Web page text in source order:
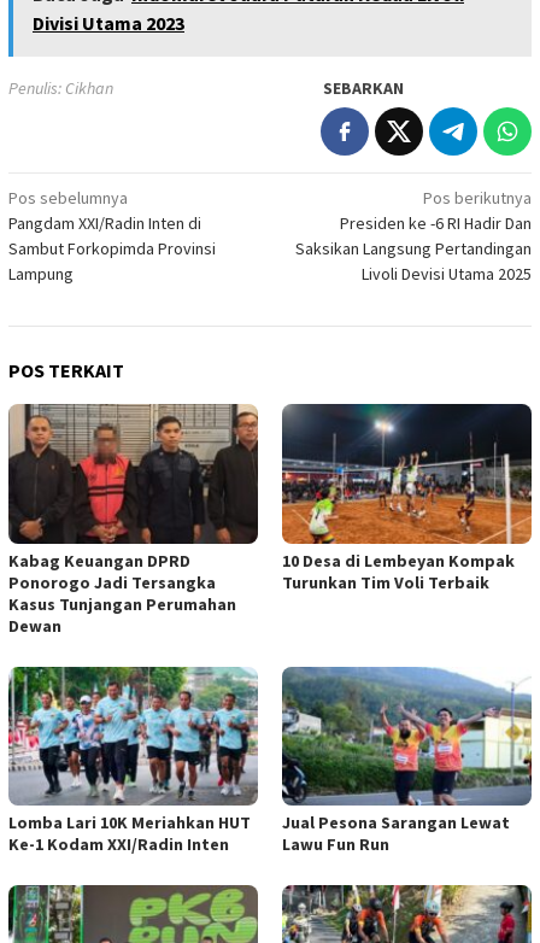
Divisi Utama 2023
Penulis: Cikhan SEBARKAN
Navigasi
pos
Pos sebelumnya
Pangdam XXI/Radin Inten di
Sambut Forkopimda Provinsi
Lampung
Pos berikutnya
Presiden ke -6 RI Hadir Dan
Saksikan Langsung Pertandingan
Livoli Devisi Utama 2025
POS TERKAIT
Kabag Keuangan DPRD
Ponorogo Jadi Tersangka
Kasus Tunjangan Perumahan
Dewan
10 Desa di Lembeyan Kompak
Turunkan Tim Voli Terbaik
Lomba Lari 10K Meriahkan HUT
Ke-1 Kodam XXI/Radin Inten
Jual Pesona Sarangan Lewat
Lawu Fun Run